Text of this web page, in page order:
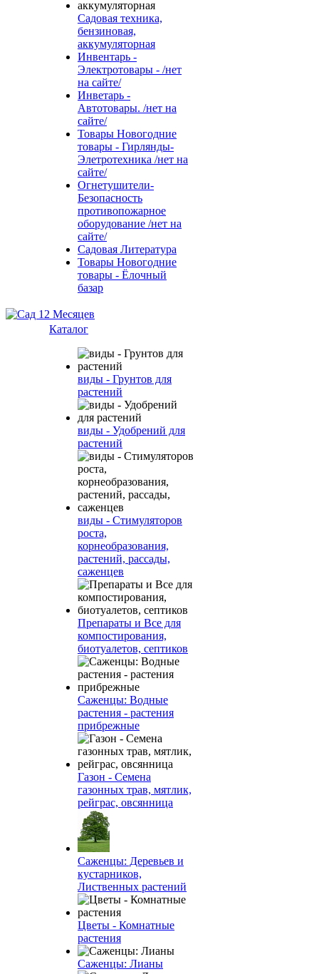
Садовая техника,
бензиновая,
аккумуляторная
Инвентарь -
Электротовары - /нет
на сайте/
Инветарь -
Автотовары. /нет на
сайте/
Товары Новогодние
товары - Гирлянды-
Элетротехника /нет на
сайте/
Огнетушители-
Безопасность
противопожарное
оборудование /нет на
сайте/
Садовая Литература
Товары Новогодние
товары - Ёлочный
базар
Каталог
виды - Грунтов для
растений
виды - Удобрений для
растений
виды - Стимуляторов
роста,
корнеобразования,
растений, рассады,
саженцев
Препараты и Все для
компостирования,
биотуалетов, септиков
Саженцы: Водные
растения - растения
прибрежные
Газон - Семена
газонных трав, мятлик,
рейграс, овсянница
Саженцы: Деревьев и
кустарников,
Лиственных растений
Цветы - Комнатные
растения
Саженцы: Лианы